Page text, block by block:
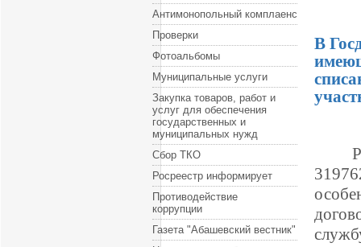
Антимонопольный комплаенс
Проверки
Фотоальбомы
Муниципальные услуги
Закупка товаров, работ и
услуг для обеспечения
государственных и
муниципальных нужд
Сбор ТКО
Росреестр информирует
Противодействие
коррупции
Газета "Абашевский вестник"
В